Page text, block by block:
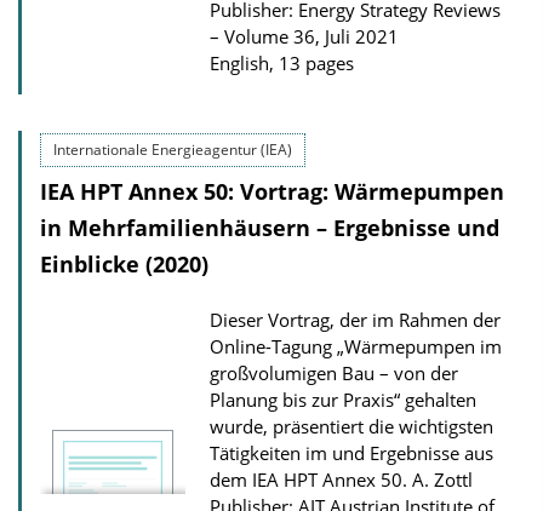
Publisher: Energy Strategy Reviews
– Volume 36, Juli 2021
English, 13 pages
Internationale Energieagentur (IEA)
IEA HPT Annex 50: Vortrag: Wärmepumpen
in Mehrfamilienhäusern – Ergebnisse und
Einblicke (2020)
Dieser Vortrag, der im Rahmen der
Online-Tagung „Wärmepumpen im
großvolumigen Bau – von der
Planung bis zur Praxis“ gehalten
wurde, präsentiert die wichtigsten
Tätigkeiten im und Ergebnisse aus
dem IEA HPT Annex 50. A. Zottl
Publisher: AIT Austrian Institute of